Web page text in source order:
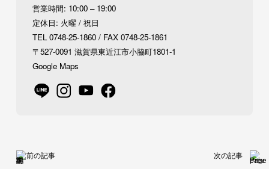
営業時間: 10:00 – 19:00
定休日: 火曜 / 祝日
TEL 0748-25-1860 / FAX 0748-25-1861
〒527-0091 滋賀県東近江市小脇町1801-1
Google Maps
前の記事 次の記事